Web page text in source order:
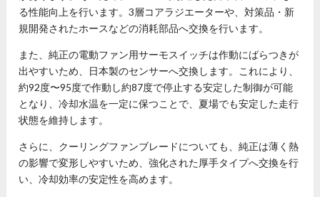
る性能向上を行います。3層コアラジエーターや、対策品・新
規開発されたホースなどの消耗部品へ交換を行います。
また、純正の電動ファン用サーモスイッチは作動にばらつきが
出やすいため、日本製のセンサーへ交換します。これにより、
約92度〜95度で作動し約87度で停止する安定した制御が可能
となり、冷却水温を一定に保つことで、夏場でも安定した走行
状態を維持します。
さらに、クーリングファンブレードについても、純正は薄く熱
の影響で変形しやすいため、強化された厚手タイプへ交換を行
い、冷却効率の安定性を高めます。